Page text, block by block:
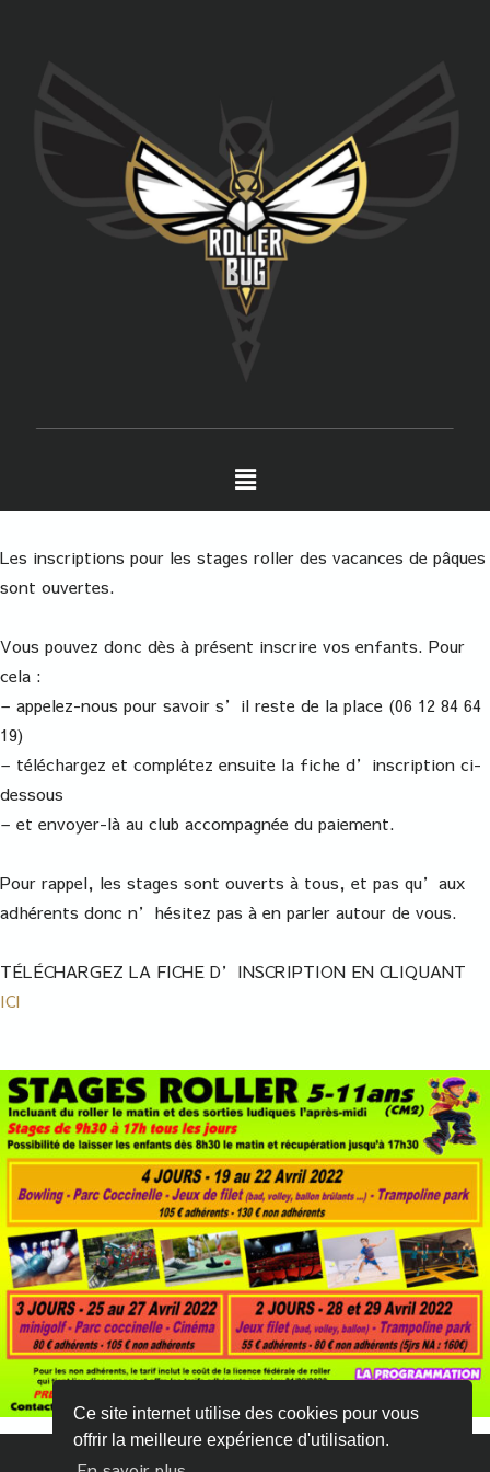
Ce site internet utilise des cookies pour vous
offrir la meilleure expérience d'utilisation.
Les inscriptions pour les stages roller des vacances de pâques
sont ouvertes.
Vous pouvez donc dès à présent inscrire vos enfants. Pour
cela :
– appelez-nous pour savoir s’il reste de la place (06 12 84 64
19)
– téléchargez et complétez ensuite la fiche d’inscription ci-
dessous
– et envoyer-là au club accompagnée du paiement.
Pour rappel, les stages sont ouverts à tous, et pas qu’aux
adhérents donc n’hésitez pas à en parler autour de vous.
TÉLÉCHARGEZ LA FICHE D’INSCRIPTION EN CLIQUANT
ICI